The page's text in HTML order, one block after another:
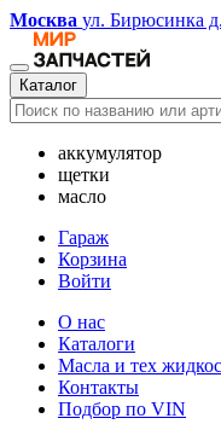
Москва ул. Бирюсинка
Каталог
аккумулятор
щетки
масло
Гараж
Корзина
Войти
О нас
Каталоги
Масла и тех
Контакты
Подбор по VIN